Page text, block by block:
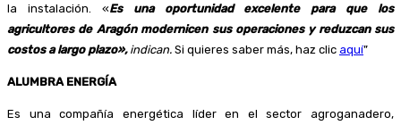
la instalación. «Es una oportunidad excelente para que los
agricultores de Aragón modernicen sus operaciones y reduzcan sus
costos a largo plazo», indican. Si quieres saber más, haz clic aquí”
ALUMBRA ENERGÍA
Es una compañía energética líder en el sector agroganadero,